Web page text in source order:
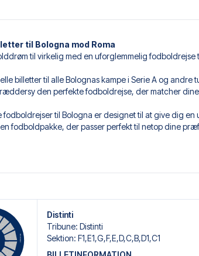
til Bologna mod Roma
til virkelig med en uforglemmelig fodboldrejse
billetter til alle Bolognas kampe i Serie A og andre
den perfekte fodboldrejse, der matcher
til Bologna er designet til at give dig en
fodboldpakke, der passer perfekt til netop dine
En hospitality-billet, er en billet, hvor der er mere
på dine rejsedokumenter.
af håndplukkede hoteller i Bologna , der passer til
hoteller til charmerende boutiquehoteller og
højde for beliggenhed, komfort og pris. Det
Distinti
Tribune: Distinti
Sektion: F1,E1,G,F,E,D,C,B,D1,C1